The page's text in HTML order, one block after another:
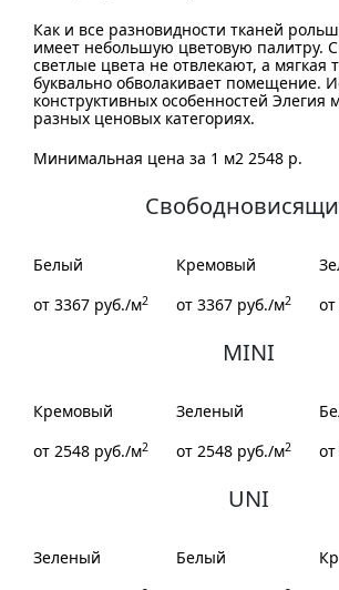
Как и все разновидности тканей
имеет небольшую цветовую палитру.
светлые цвета не отвлекают, а мягкая
буквально обволакивает помещение.
конструктивных особенностей Элегия
разных ценовых категориях.
Минимальная цена за 1 м2 2548 р.
Белый
от 3367 руб./м2
Кремовый
от 3367 руб./м2
от
MINI
Кремовый
от 2548 руб./м2
Зеленый
от 2548 руб./м2
от
UNI
Зеленый
Белый